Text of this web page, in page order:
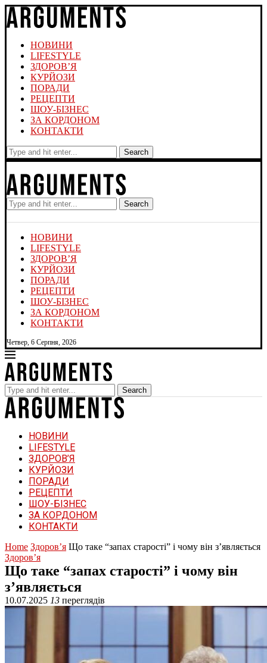
НОВИНИ
LIFESTYLE
ЗДОРОВ’Я
КУРЙОЗИ
ПОРАДИ
РЕЦЕПТИ
ШОУ-БІЗНЕС
ЗА КОРДОНОМ
КОНТАКТИ
Search
Search
НОВИНИ
LIFESTYLE
ЗДОРОВ’Я
КУРЙОЗИ
ПОРАДИ
РЕЦЕПТИ
ШОУ-БІЗНЕС
ЗА КОРДОНОМ
КОНТАКТИ
Четвер, 6 Серпня, 2026
Search
НОВИНИ
LIFESTYLE
ЗДОРОВ’Я
КУРЙОЗИ
ПОРАДИ
РЕЦЕПТИ
ШОУ-БІЗНЕС
ЗА КОРДОНОМ
КОНТАКТИ
Home Здоров’я Що таке “запах старості” і чому він з’являється
Здоров’я
Що таке “запах старості” і чому він
з’являється
10.07.2025 13 переглядів